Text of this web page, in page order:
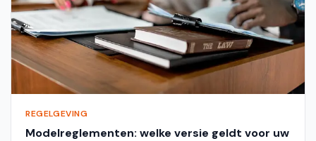
REGELGEVING
Modelreglementen: welke versie geldt voor uw